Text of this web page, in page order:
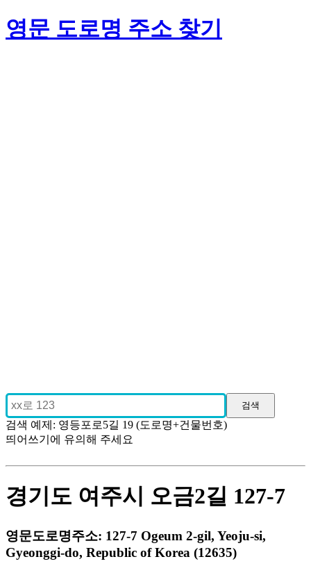
영문 도로명 주소 찾기
검색 예제: 영등포로5길 19 (도로명+건물번호)
띄어쓰기에 유의해 주세요
경기도 여주시 오금2길 127-7
영문도로명주소: 127-7 Ogeum 2-gil, Yeoju-si,
Gyeonggi-do, Republic of Korea (12635)